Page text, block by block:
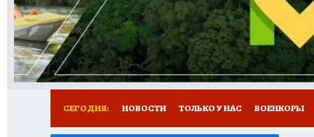
РАДИО КП РЕКЛАМА ТЕСТЫ НОВОЕ
СЕГОДНЯ: НОВОСТИ ТОЛЬКО У НАС ВОЕНКОРЫ